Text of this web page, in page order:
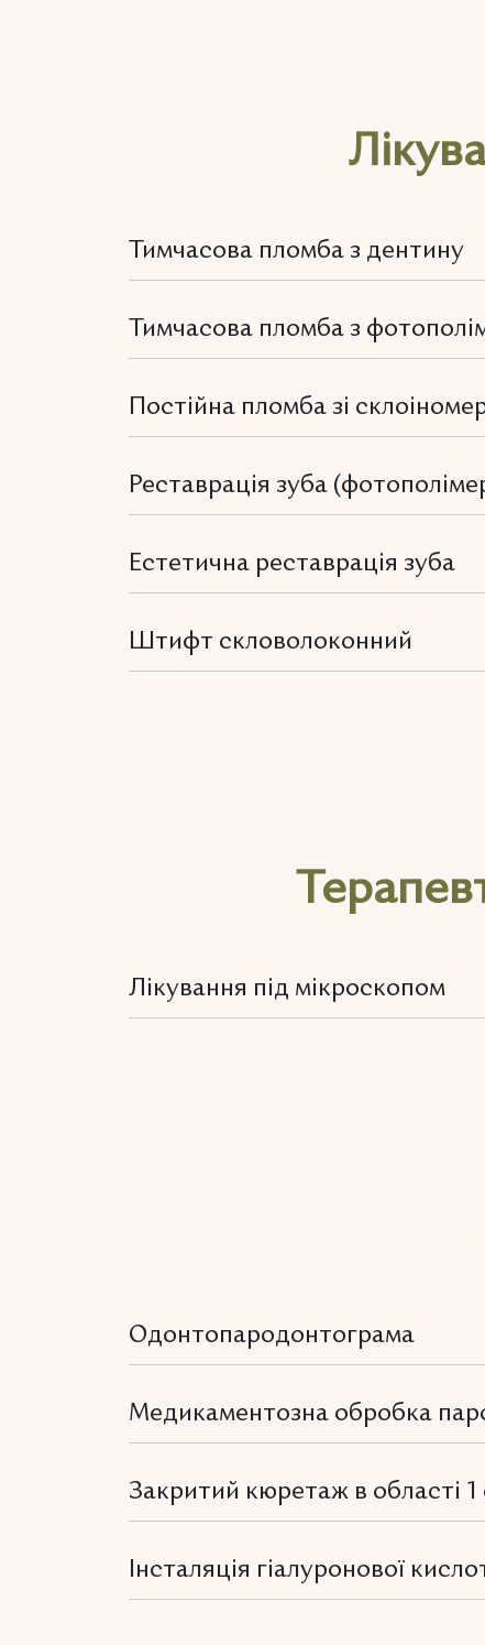
Тимчасова пломба з дентину
Тимчасова пломба з
Постійна пломба зі
Реставрація зуба
Естетична реставрація зуба
Штифт скловолоконний
Лікування під мікроскопом
Одонтопародонтограма
Медикаментозна обробка
Закритий кюретаж в області 1
Інсталяція гіалуронової